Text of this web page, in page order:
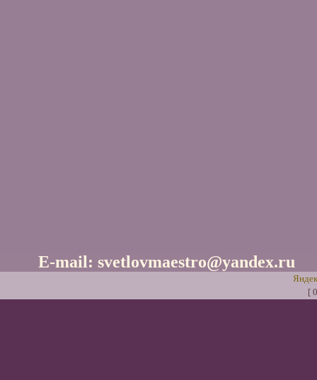
E-mail: svetlovmaestro@yandex.ru
[